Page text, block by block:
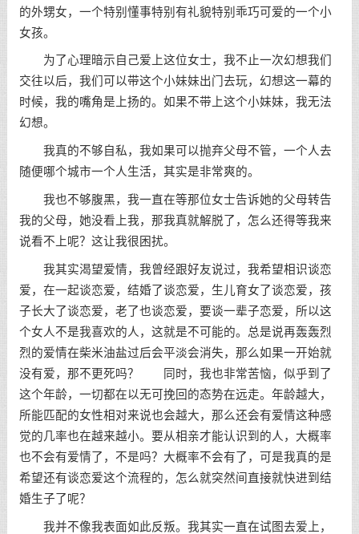
的外甥女，一个特别懂事特别有礼貌特别乖巧可爱的一个小
女孩。
为了心理暗示自己爱上这位女士，我不止一次幻想我们
交往以后，我们可以带这个小妹妹出门去玩，幻想这一幕的
时候，我的嘴角是上扬的。如果不带上这个小妹妹，我无法
幻想。
我真的不够自私，我如果可以抛弃父母不管，一个人去
随便哪个城市一个人生活，其实是非常爽的。
我也不够腹黑，我一直在等那位女士告诉她的父母转告
我的父母，她没看上我，那我真就解脱了，怎么还得等我来
说看不上呢？这让我很困扰。
我其实渴望爱情，我曾经跟好友说过，我希望相识谈恋
爱，在一起谈恋爱，结婚了谈恋爱，生儿育女了谈恋爱，孩
子长大了谈恋爱，老了也谈恋爱，要谈一辈子恋爱，所以这
个女人不是我喜欢的人，这就是不可能的。总是说再轰轰烈
烈的爱情在柴米油盐过后会平淡会消失，那么如果一开始就
没有爱，那不更死吗？ 同时，我也非常苦恼，似乎到了
这个年龄，一切都在以无可挽回的态势在远走。年龄越大，
所能匹配的女性相对来说也会越大，那么还会有爱情这种感
觉的几率也在越来越小。要从相亲才能认识到的人，大概率
也不会有爱情了，不是吗？大概率不会有了，可是我真的是
希望还有谈恋爱这个流程的，怎么就突然间直接就快进到结
婚生子了呢？
我并不像我表面如此反叛。我其实一直在试图去爱上，